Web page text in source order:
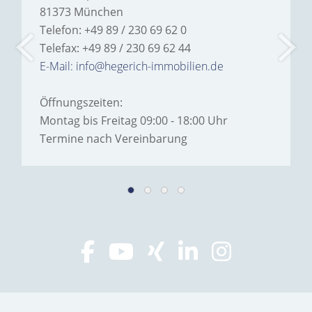
81373 München
Telefon: +49 89 / 230 69 62 0
Telefax: +49 89 / 230 69 62 44
E-Mail: info@hegerich-immobilien.de
Öffnungszeiten:
Montag bis Freitag 09:00 - 18:00 Uhr
Termine nach Vereinbarung